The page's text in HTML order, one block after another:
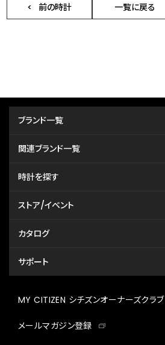
前の時計 一覧に戻る
ブランド一覧
関連ブランド一覧
時計を探す
ストア/イベント
カタログ
サポート
MY CITIZEN シチズンオーナーズクラブ
メールマガジン登録